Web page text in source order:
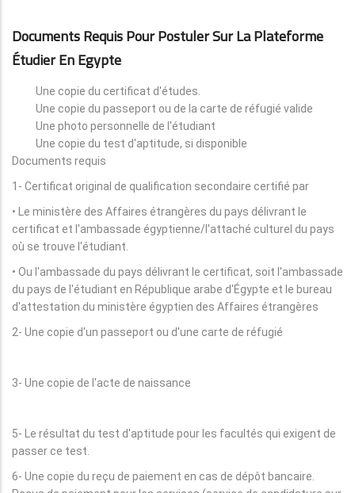
Documents Requis Pour Postuler Sur La Plateforme
Étudier En Egypte
Une copie du certificat d'études.
Une copie du passeport ou de la carte de réfugié valide
Une photo personnelle de l'étudiant
Une copie du test d'aptitude, si disponible
Documents requis
1- Certificat original de qualification secondaire certifié par
• Le ministère des Affaires étrangères du pays délivrant le
certificat et l'ambassade égyptienne/l'attaché culturel du pays
où se trouve l'étudiant.
• Ou l'ambassade du pays délivrant le certificat, soit l'ambassade
du pays de l'étudiant en République arabe d'Égypte et le bureau
d'attestation du ministère égyptien des Affaires étrangères
2- Une copie d'un passeport ou d'une carte de réfugié
3- Une copie de l'acte de naissance
5- Le résultat du test d'aptitude pour les facultés qui exigent de
passer ce test.
6- Une copie du reçu de paiement en cas de dépôt bancaire.